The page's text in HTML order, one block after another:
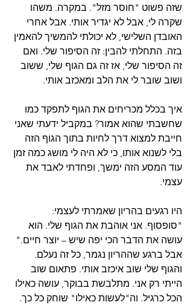
שזה פשוט "חוסר מזל". במקרה. משהו
שקרה לי, אבל לא יגדיר אותי. אבל אחרי
האובדן השלישי, לא יכולתי להמשיך להאמין
בזה. התחלתי להבין: זה הסיפור שלי. ואם
זה הסיפור שלי, אז זה גם הגוף שלי, ששוב
ושוב שובר לי את הלב ומאכזב אותי.
איך בכלל מכריחים את הגוף לתפקד כמו
שחשבתי שהוא אמור? במקביל ידעתי שאני
חייבת למצוא דרך לחיות בתוך הגוף הזה
בלי לשנוא אותו, כי לא היה לי מושג כמה זמן
עוד המסע הזה ימשך, ופחדתי לאבד את
עצמי.
היו רגעים בהריון שאמרתי לעצמי:
"סופסוף. אני אוהבת את הגוף שלי. הוא
עושה את הדבר הכי יפה שיש – יוצר חיים."
אבל ברגע שההריון נגמר, כל זה נעלם.
והגוף שלי שוב איכזב אותי. פתאום שוב
הייתי רק אני. מתלבשת בבוקר, עושה כאילו
הכל כרגיל. וה"לעשות כאילו" שוחק כל כך.